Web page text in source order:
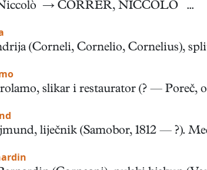
→ CORRER, NICCOLÒ ...
(Corneli, Cornelio, Cornelius),
slikar i restaurator (? — Poreč,
liječnik (Samobor, 1812 — ?).